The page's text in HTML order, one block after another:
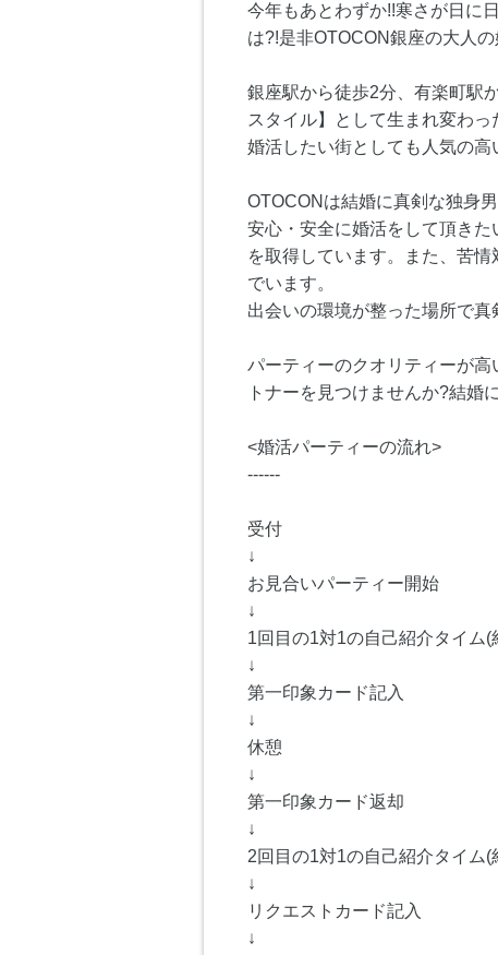
今年もあとわずか!!寒さが日に
は?!是非OTOCON銀座の大人
銀座駅から徒歩2分、有楽町駅
スタイル】として生まれ変わ
婚活したい街としても人気の
OTOCONは結婚に真剣な独身
安心・安全に婚活をして頂き
を取得しています。また、苦
でいます。
出会いの環境が整った場所で
パーティーのクオリティーが
トナーを見つけませんか?結婚
<婚活パーティーの流れ>
------
受付
↓
お見合いパーティー開始
↓
1回目の1対1の自己紹介タイム(
↓
第一印象カード記入
↓
休憩
↓
第一印象カード返却
↓
2回目の1対1の自己紹介タイム(
↓
リクエストカード記入
↓